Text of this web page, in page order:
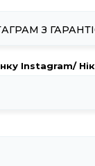
Instagram/ Нік